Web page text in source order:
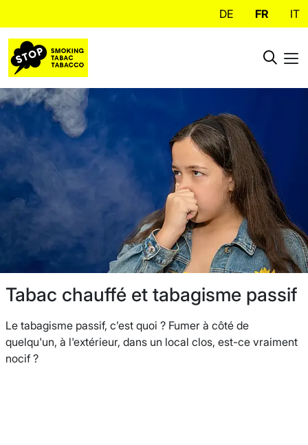
DE FR IT
Tabac chauffé et tabagisme passif
Le tabagisme passif, c’est quoi ? Fumer à côté de
quelqu'un, à l'extérieur, dans un local clos, est-ce vraiment
nocif ?